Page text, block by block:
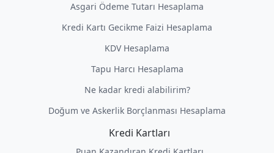
Asgari Ödeme Tutarı Hesaplama
Kredi Kartı Gecikme Faizi Hesaplama
KDV Hesaplama
Tapu Harcı Hesaplama
Ne kadar kredi alabilirim?
Doğum ve Askerlik Borçlanması Hesaplama
Kredi Kartları